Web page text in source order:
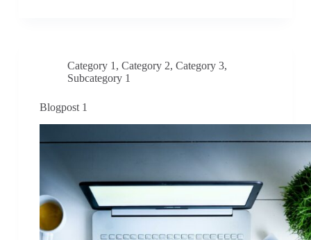
Category 1 , Category 2, Category 3,
Subcategory 1
Blogpost 1